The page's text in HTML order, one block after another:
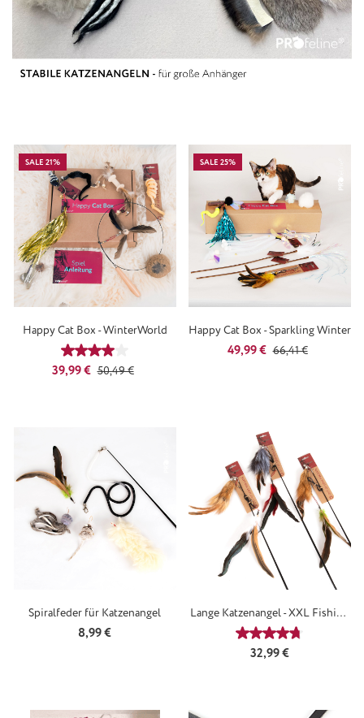
SALE 21%
Happy Cat Box - WinterWorld
Durchschnittliche Bewertung von 4 von 5 Sternen
Verkaufspreis:
39,99 € Regulärer Preis:
50,49 €
SALE 25%
Happy Cat Box - Sparkling Winter
Verkaufspreis:
49,99 € Regulärer Preis:
66,41 €
Spiralfeder für Katzenangel
Regulärer Preis:
8,99 €
Lange Katzenangel - XXL Fishing
Rod, 1 MeterDurchschnittliche
Regulärer Preis:
32,99 €